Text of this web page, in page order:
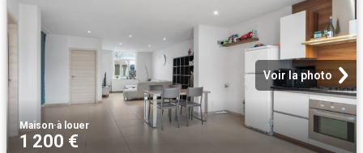
Voir la photo
Maison·à louer
1 200 €